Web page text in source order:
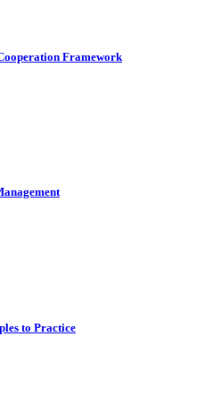
Framework
to Practice